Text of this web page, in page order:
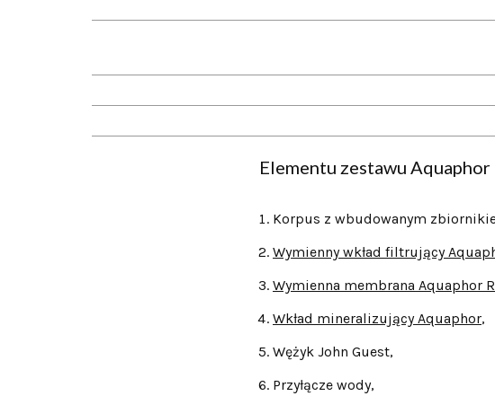
Elementu zestawu Aquaphor
Korpus z wbudowanym
Wymienny wkład filtrujący
Wymienna membrana Aquaphor
Wkład mineralizujący Aquaphor,
Wężyk John Guest,
Przyłącze wody,